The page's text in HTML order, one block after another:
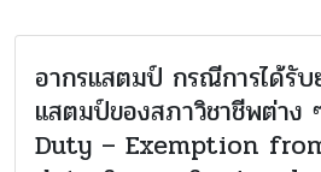
อากรแสตมป์ กรณีการได้รับ
แสตมป์ของสภาวิชาชีพต่า
Duty – Exemption